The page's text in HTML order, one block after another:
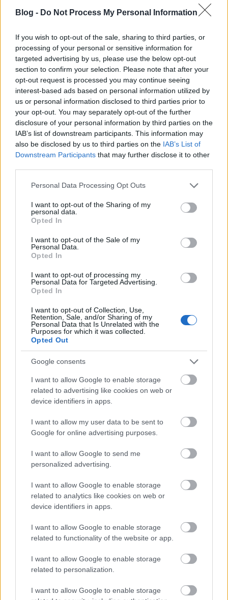
Blog - Do Not Process My Personal Information
If you wish to opt-out of the sale, sharing to third parties, or
processing of your personal or sensitive information for
targeted advertising by us, please use the below opt-out
section to confirm your selection. Please note that after your
opt-out request is processed you may continue seeing
interest-based ads based on personal information utilized by
us or personal information disclosed to third parties prior to
your opt-out. You may separately opt-out of the further
disclosure of your personal information by third parties on the
IAB’s list of downstream participants. This information may
also be disclosed by us to third parties on the IAB’s List of
Downstream Participants that may further disclose it to other
Please note that this website/app uses one or more Google
not limited to your visit or usage behaviour. You may click to
grant or deny consent to Google and its third-party tags to
use your data for below specified purposes in below Google
consent section.
Personal Data Processing Opt Outs
I want to opt-out of the Sharing of my
personal data.
Opted In
I want to opt-out of the Sale of my
Personal Data.
Opted In
I want to opt-out of processing my
Personal Data for Targeted Advertising.
Opted In
I want to opt-out of Collection, Use,
Retention, Sale, and/or Sharing of my
Personal Data that Is Unrelated with the
Purposes for which it was collected.
Opted Out
Google consents
I want to allow Google to enable storage
related to advertising like cookies on web or
device identifiers in apps.
I want to allow my user data to be sent to
Google for online advertising purposes.
I want to allow Google to send me
personalized advertising.
I want to allow Google to enable storage
related to analytics like cookies on web or
device identifiers in apps.
I want to allow Google to enable storage
related to functionality of the website or app.
I want to allow Google to enable storage
related to personalization.
I want to allow Google to enable storage
amely már javában a Covid helyzet alatt keletkezett.
Ebbena "hagyományos", átlagfelhasználók
elleni zsarolóvírusos támadásban ugyanis az is
megjelent, hogy az áldozatot és családtagjait
azzal fenyegették, hogy koronavírussal fertőzik
meg őket, ha nem kapják meg a követelt
váltságdíjat.
A vitathatatlan első helyezett (18043) pedig nem
más, mint a júniusi SimSwap csalás esete egy OTP
loptak el tőle a csalók.Ez egy olyan egyre inkább
terjedő csalási forma, ahol a célszemélyről
begyűjtött, kiszivárgott, ellopott személyes
adatok birtokában az ügyfél nevében SIM kártya
cserét kezdeményeznek a mobilszolgáltatónál,
és onnantól kezdve már ők kapják a banki
kétfaktoros jóváhagyó és tájékoztató SMS
üzeneteket.
Nem maradt más hátra, mint hogy
hagyományos COVID típusú, mind pedig a